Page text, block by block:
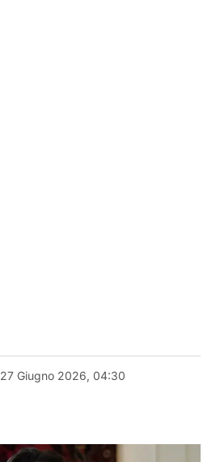
27 Giugno 2026, 04:30